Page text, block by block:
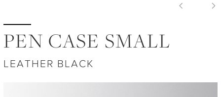
PEN CASE SMALL
LEATHER BLACK